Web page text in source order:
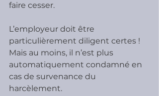
faire cesser.
L’employeur doit être
particulièrement diligent certes !
Mais au moins, il n’est plus
automatiquement condamné en
cas de survenance du
harcèlement.